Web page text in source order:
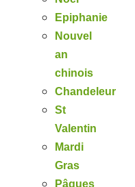
Epiphanie
Nouvel
an
chinois
Chandeleur
St
Valentin
Mardi
Gras
Pâques